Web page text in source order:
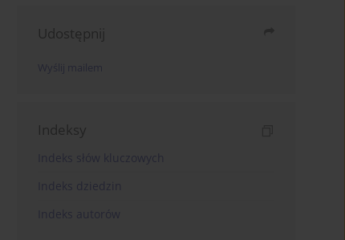
Udostępnij
Wyślij mailem
Indeksy
Indeks słów kluczowych
Indeks dziedzin
Indeks autorów